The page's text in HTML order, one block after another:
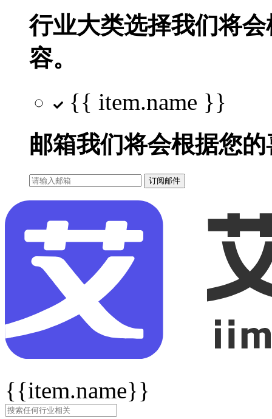
行业大类选择我们将
容。
{{ item.name }}
邮箱我们将会根据您
订阅邮件
{{item.name}}